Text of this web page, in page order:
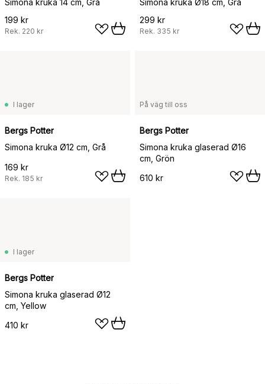
Simona kruka 14 cm, Grå
199 kr
Rek. 220 kr
Simona kruka Ø18 cm, Grå
299 kr
Rek. 335 kr
I lager
Bergs Potter
Simona kruka Ø12 cm, Grå
169 kr
Rek. 185 kr
På väg till oss
Bergs Potter
Simona kruka glaserad Ø16
cm, Grön
610 kr
I lager
Bergs Potter
Simona kruka glaserad Ø12
cm, Yellow
410 kr